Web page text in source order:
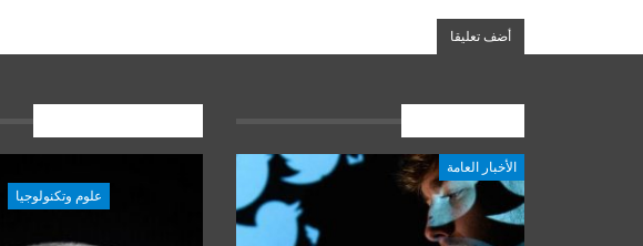
الأخبار العامة
أخبار المرجعية علوم وتكنولوجيا